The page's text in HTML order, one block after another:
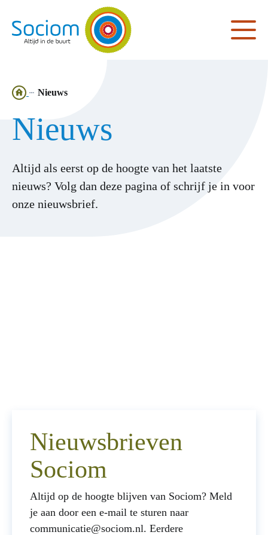
Ga
de
homepagina
Nieuws
Nieuws
Altijd als eerst op de hoogte van het laatste
nieuws? Volg dan deze pagina of schrijf je in voor
onze nieuwsbrief.
Nieuwsbrieven
Sociom
Altijd op de hoogte blijven van Sociom? Meld
je aan door een e-mail te sturen naar
communicatie@sociom.nl. Eerdere